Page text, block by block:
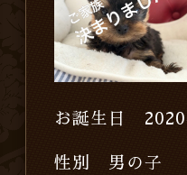
お誕生日 2020
性別 男の子